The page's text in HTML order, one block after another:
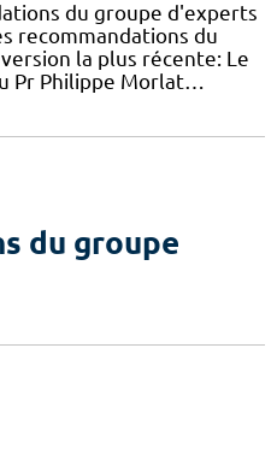
du groupe d'experts
recommandations du
la plus récente: Le
Pr Philippe Morlat…
du groupe